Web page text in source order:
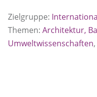
Zielgruppe:
Themen: Architektur,
Umweltwissenschaften,